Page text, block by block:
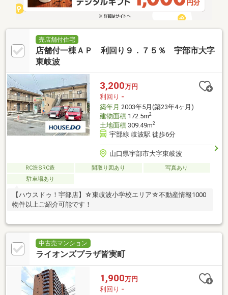
売店舗付住宅
店舗付一棟ＡＰ 利回り９．７５％ 宇部市大字
東岐波
3,200万円
利回り -
築年月 2003年5月(築23年4ヶ月)
建物面積172.5m2
土地面積309.49m2
宇部線 岐波駅 徒歩6分
山口県宇部市大字東岐波
RC造SRC造 間取り図あり
写真あり
駐車場あり
【ハウスドゥ！宇部店】☆東岐波小学校エリア☆不動産情報1000
物件以上ご紹介可能です！
中古売マンション
ライオンズプラザ皆実町
1,900万円
利回り -